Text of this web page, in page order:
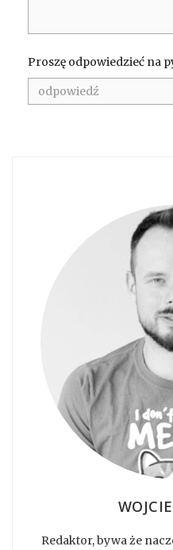
Proszę odpowiedzieć na
Redaktor, bywa że